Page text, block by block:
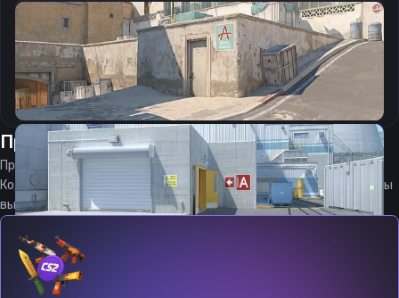
CSGO-zHB4X-RArWn-PspZZ-RmXKq-EaVvD
Скопировать
ПрицелАйсуот08.08.2026
Прицел Aisu является актуальным на
08.08.2026
Код прицела
CS 2 стараемся еженедельно обновлять, чтобы
вы могли играть с актуальными настройками игрока.